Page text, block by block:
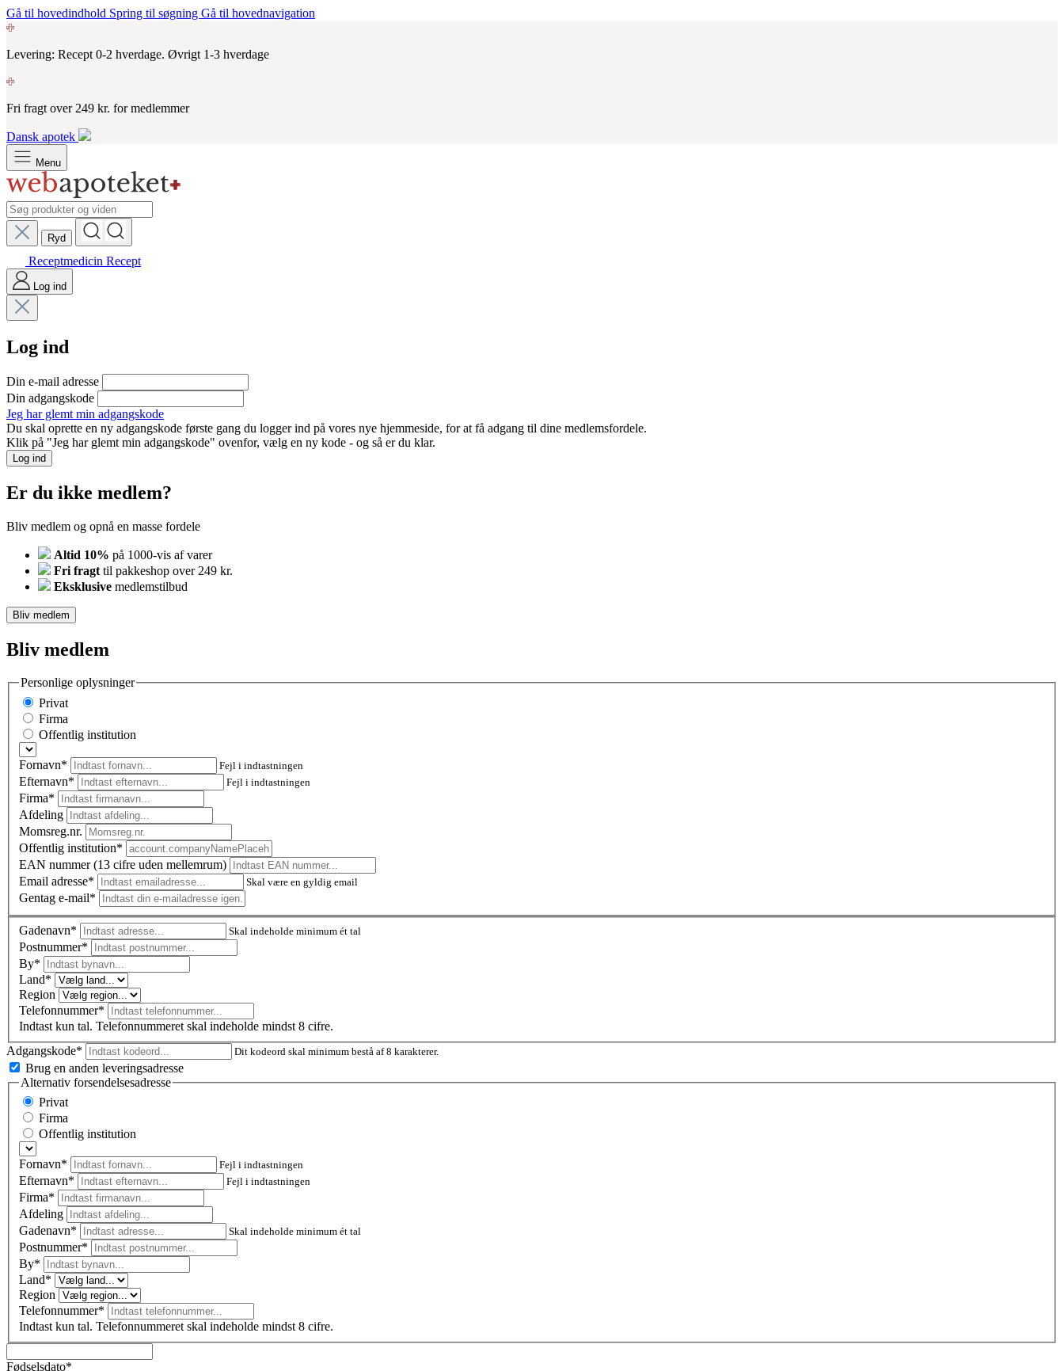
Gå til hovedindhold Spring til søgning Gå til hovednavigation
Levering: Recept 0-2 hverdage. Øvrigt 1-3 hverdage
Fri fragt over 249 kr. for medlemmer
Dansk apotek
Menu
Ryd
Receptmedicin Recept
Log ind
Log ind
Din e-mail adresse
Din adgangskode
Jeg har glemt min adgangskode
Du skal oprette en ny adgangskode første gang du logger ind på vores nye hjemmeside, for at få adgang til dine medlemsfordele.
Klik på "Jeg har glemt min adgangskode" ovenfor, vælg en ny kode - og så er du klar.
Log ind
Er du ikke medlem?
Bliv medlem og opnå en masse fordele
Altid 10% på 1000-vis af varer
Fri fragt til pakkeshop over 249 kr.
Eksklusive medlemstilbud
Bliv medlem
Bliv medlem
Personlige oplysninger
Privat
Firma
Offentlig institution
Fornavn* Fejl i indtastningen
Efternavn* Fejl i indtastningen
Firma*
Afdeling
Momsreg.nr.
Offentlig institution*
EAN nummer (13 cifre uden mellemrum)
Email adresse*
Skal være en gyldig email
Gentag e-mail*
Gadenavn* Skal indeholde minimum ét tal
Postnummer*
By*
Land*
Region
Telefonnummer*
Indtast kun tal. Telefonnummeret skal indeholde mindst 8 cifre.
Adgangskode*
Dit kodeord skal minimum bestå af 8 karakterer.
Brug en anden leveringsadresse
Alternativ forsendelsesadresse
Privat
Firma
Offentlig institution
Fornavn* Fejl i indtastningen
Efternavn* Fejl i indtastningen
Firma*
Afdeling
Gadenavn*
Skal indeholde minimum ét tal
Postnummer*
By*
Land*
Region
Telefonnummer*
Indtast kun tal. Telefonnummeret skal indeholde mindst 8 cifre.
Fødselsdato*